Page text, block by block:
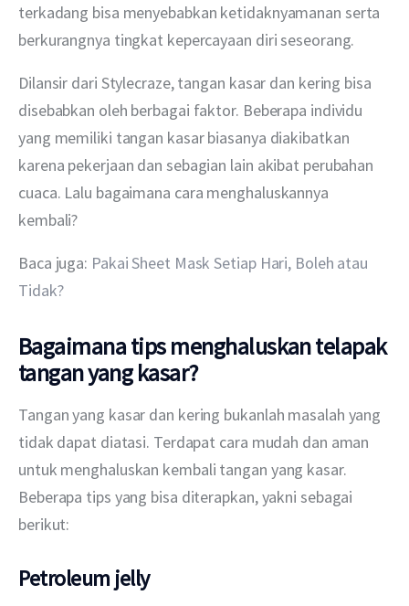
Layanan
terkadang bisa menyebabkan ketidaknyamanan serta
berkurangnya tingkat kepercayaan diri seseorang.
Dilansir dari Stylecraze, tangan kasar dan kering bisa
disebabkan oleh berbagai faktor. Beberapa individu
yang memiliki tangan kasar biasanya diakibatkan
karena pekerjaan dan sebagian lain akibat perubahan
cuaca. Lalu bagaimana cara menghaluskannya
kembali?
Baca juga: Pakai Sheet Mask Setiap Hari, Boleh atau
Tidak?
Bagaimana tips menghaluskan telapak
tangan yang kasar?
Tangan yang kasar dan kering bukanlah masalah yang
tidak dapat diatasi. Terdapat cara mudah dan aman
untuk menghaluskan kembali tangan yang kasar.
Beberapa tips yang bisa diterapkan, yakni sebagai
berikut:
Petroleum jelly